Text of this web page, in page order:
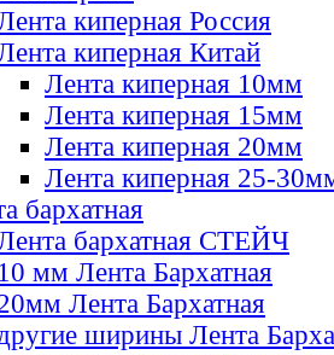
киперная Россия
киперная Китай
Лента киперная 10мм
Лента киперная 15мм
Лента киперная 20мм
Лента киперная 25-
бархатная
бархатная СТЕЙЧ
10 мм Лента Бархатная
Лента Бархатная
ширины Лента